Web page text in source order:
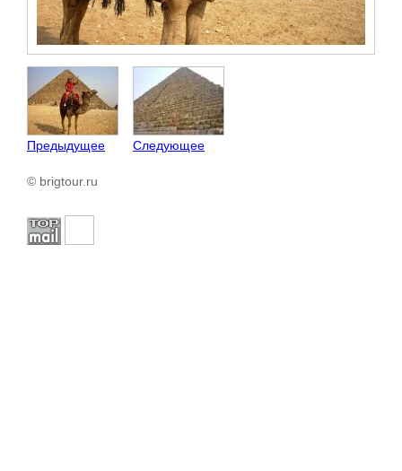
Предыдущее Следующее
© brigtour.ru